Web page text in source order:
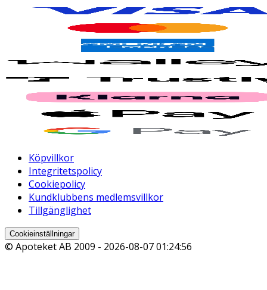
Köpvillkor
Integritetspolicy
Cookiepolicy
Kundklubbens medlemsvillkor
Tillgänglighet
Cookieinställningar
© Apoteket AB 2009 - 2026-08-07 01:24:56